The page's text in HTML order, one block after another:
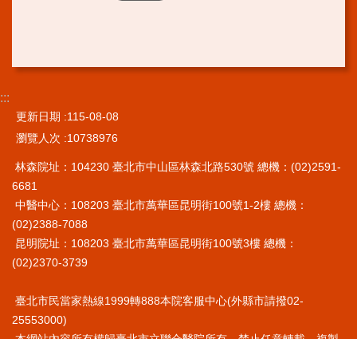
:::
更新日期
115-08-08
瀏覽人次
10738976
林森院址：104230 臺北市中山區林森北路530號 總機：(02)2591-
6681
中醫中心：108203 臺北市萬華區昆明街100號1-2樓 總機：
(02)2388-7088
昆明院址：108203 臺北市萬華區昆明街100號3樓 總機：
(02)2370-3739
臺北市民當家熱線1999轉888本院客服中心(外縣市請撥02-
25553000)